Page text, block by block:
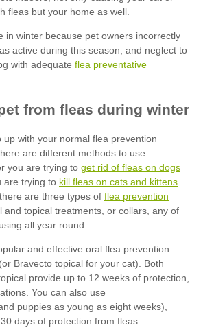
flea preventative
get rid of fleas on dogs
kill fleas on cats and kittens
flea prevention